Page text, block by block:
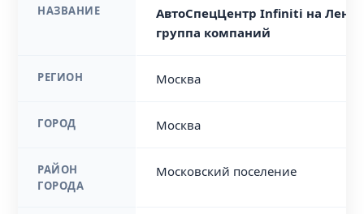
НАЗВАНИЕ
АвтоСпецЦентр Infiniti на
группа компаний
РЕГИОН Москва
ГОРОД Москва
РАЙОН
ГОРОДА
Московский поселение